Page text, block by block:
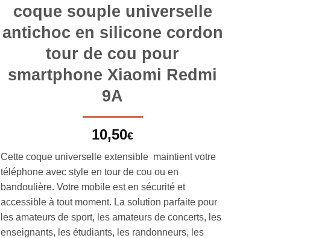
coque souple universelle
antichoc en silicone cordon
tour de cou pour
smartphone Xiaomi Redmi
9A
10,50€
Cette coque universelle extensible maintient votre
téléphone avec style en tour de cou ou en
bandoulière. Votre mobile est en sécurité et
accessible à tout moment. La solution parfaite pour
les amateurs de sport, les amateurs de concerts, les
enseignants, les étudiants, les randonneurs, les